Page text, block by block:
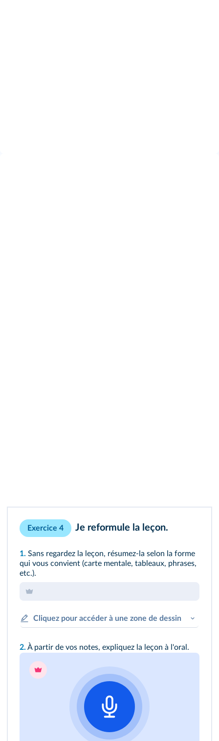
Exercice 4 Je reformule la leçon.
1. Sans regardez la leçon, résumez-la selon la forme
qui vous convient (carte mentale, tableaux, phrases,
etc.).
Cliquez pour accéder à une zone de dessin
2. À partir de vos notes, expliquez la leçon à l'oral.